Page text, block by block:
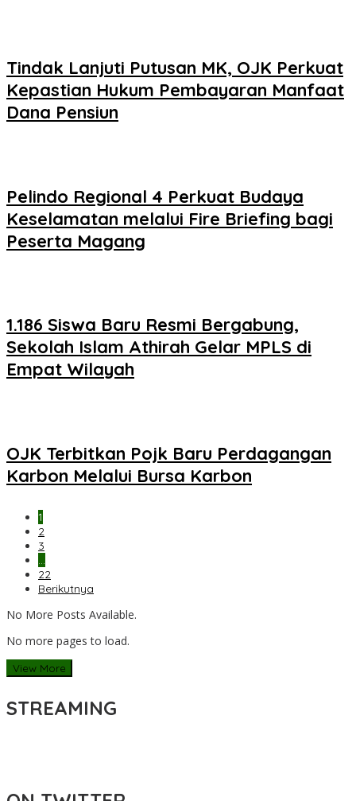
Tindak Lanjuti Putusan MK, OJK Perkuat
Kepastian Hukum Pembayaran Manfaat
Dana Pensiun
Pelindo Regional 4 Perkuat Budaya
Keselamatan melalui Fire Briefing bagi
Peserta Magang
1.186 Siswa Baru Resmi Bergabung,
Sekolah Islam Athirah Gelar MPLS di
Empat Wilayah
OJK Terbitkan Pojk Baru Perdagangan
Karbon Melalui Bursa Karbon
1
2
3
…
22
Berikutnya
No More Posts Available.
No more pages to load.
View More
STREAMING